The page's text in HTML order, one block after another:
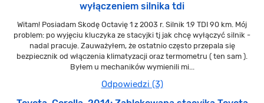
wyłączeniem silnika tdi
Witam! Posiadam Skodę Octavię 1 z 2003 r. Silnik 1.9 TDI 90 km. Mój
problem: po wyjęciu kluczyka ze stacyjki tj jak chcę wyłączyć silnik -
nadal pracuje. Zauważyłem, że ostatnio często przepala się
bezpiecznik od włączenia klimatyzacji oraz termometru ( ten sam ).
Byłem u mechaników wymienili mi...
Odpowiedzi (3)